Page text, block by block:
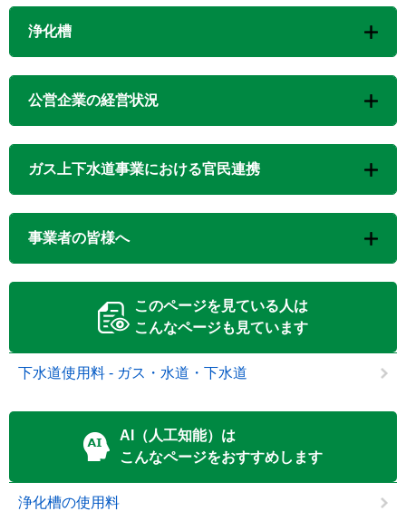
浄化槽
公営企業の経営状況
ガス上下水道事業における官民連携
事業者の皆様へ
このページを見ている人は
こんなページも見ています
下水道使用料 - ガス・水道・下水道
AI（人工知能）は
こんなページをおすすめします
浄化槽の使用料